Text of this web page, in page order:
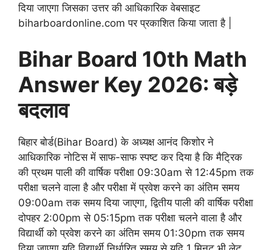
दिया जाएगा जिसका उत्तर की आधिकारिक वेबसाइट
biharboardonline.com पर प्रकाशित किया जाता है |
Bihar Board 10th Math
Answer Key 2026: बड़े
बदलाव
बिहार बोर्ड(Bihar Board) के अध्यक्ष आनंद किशोर ने
आधिकारिक नोटिस में साफ-साफ स्पष्ट कर दिया है कि मैट्रिक
की प्रथम पाली की वार्षिक परीक्षा 09:30am से 12:45pm तक
परीक्षा चलने वाला है और परीक्षा में प्रवेश करने का अंतिम समय
09:00am तक समय दिया जाएगा, द्वितीय पाली की वार्षिक परीक्षा
दोपहर 2:00pm से 05:15pm तक परीक्षा चलने वाला है और
विद्यार्थी को प्रवेश करने का अंतिम समय 01:30pm तक समय